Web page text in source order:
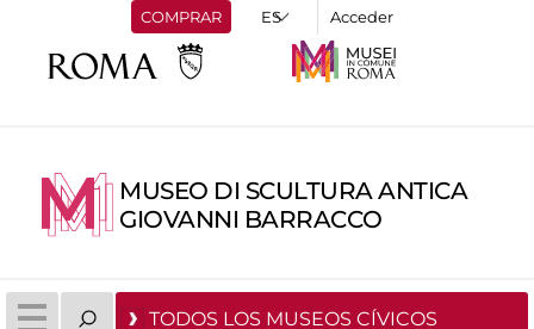
COMPRAR Acceder
MUSEO DI SCULTURA ANTICA
GIOVANNI BARRACCO
TODOS LOS MUSEOS CÍVICOS